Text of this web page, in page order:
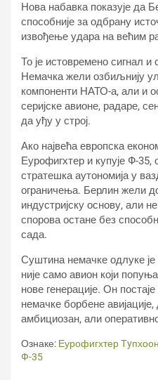
Нова набавка показује да
способније за одбрану
извођење удара на већим
То је истовремено сигнал и
Немачка жели озбиљнију
компоненти НАТО-а, али и
серијске авионе, радаре,
да уђу у строј.
Ако највећа европска
Еурофигхтер и купује Ф-35,
стратешка аутономија у
ограничења. Берлин жели
индустријску основу, али
спорова остане без
сада.
Суштина немачке одлуке
није само авион који
нове генерације. Он
немачке борбене
амбициозан, али
Ознаке: Еурофигхтер Тyпхоон
Ф-35